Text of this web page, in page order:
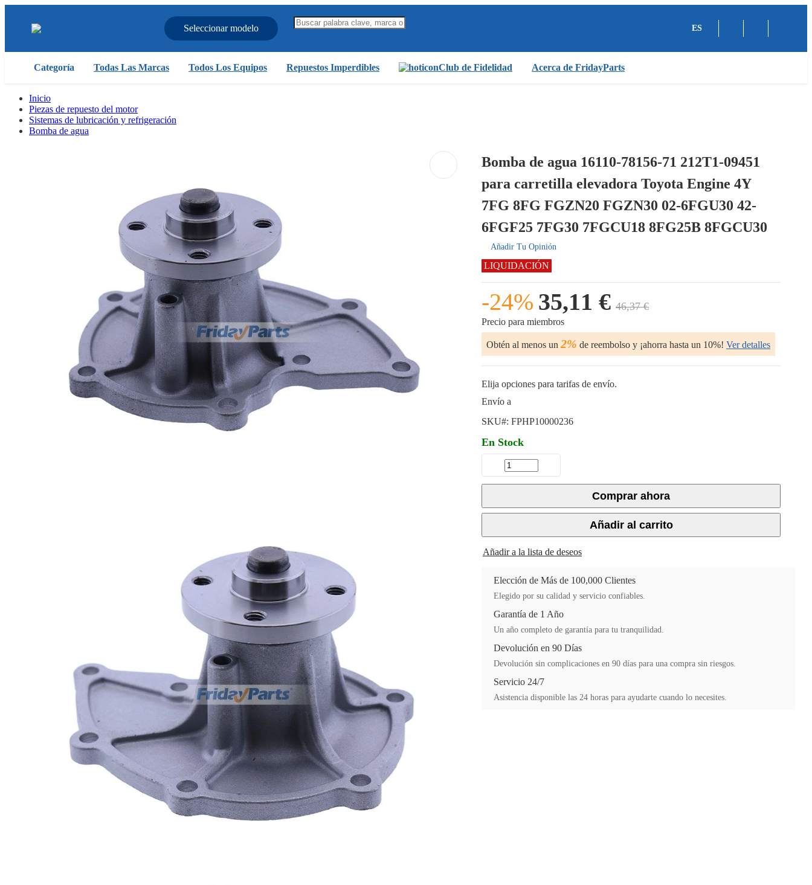
Seleccionar modelo ES
Categoría Todas Las Marcas Todos Los Equipos Repuestos Imperdibles Club de Fidelidad Acerca de FridayParts
Inicio
Piezas de repuesto del motor
Sistemas de lubricación y refrigeración
Bomba de agua
Bomba de agua 16110-78156-71 212T1-09451
para carretilla elevadora Toyota Engine 4Y
7FG 8FG FGZN20 FGZN30 02-6FGU30 42-
6FGF25 7FG30 7FGCU18 8FG25B 8FGCU30
Añadir Tu Opinión
LIQUIDACIÓN
-24% 35,11 € 46,37 €
Precio para miembros
Obtén al menos un 2% de reembolso y ¡ahorra hasta un 10%! Ver detalles
Elija opciones para tarifas de envío.
Envío a
SKU#: FPHP10000236
En Stock
Comprar ahora
Añadir al carrito
Añadir a la lista de deseos
Elección de Más de 100,000 Clientes
Elegido por su calidad y servicio confiables.
Garantía de 1 Año
Un año completo de garantía para tu tranquilidad.
Devolución en 90 Días
Devolución sin complicaciones en 90 días para una compra sin riesgos.
Servicio 24/7
Asistencia disponible las 24 horas para ayudarte cuando lo necesites.